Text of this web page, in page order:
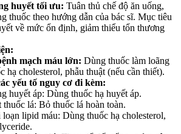
huyết tối ưu: Tuân thủ chế độ ăn uống,
thuốc theo hướng dẫn của bác sĩ. Mục tiêu
về mức ổn định, giảm thiểu tổn thương
mạch máu lớn: Dùng thuốc làm loãng
hạ cholesterol, phẫu thuật (nếu cần thiết).
yếu tố nguy cơ đi kèm:
huyết áp: Dùng thuốc hạ huyết áp.
thuốc lá: Bỏ thuốc lá hoàn toàn.
loạn lipid máu: Dùng thuốc hạ cholesterol,